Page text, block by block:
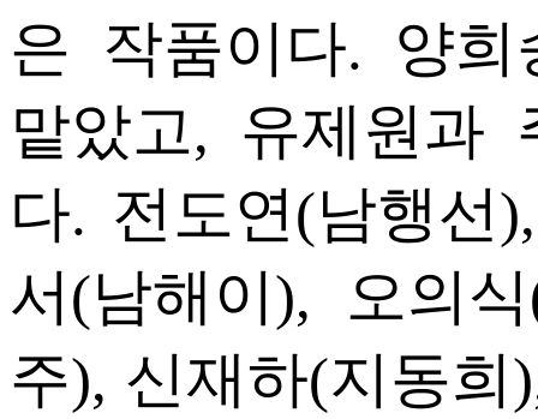
은 작품이다. 양
맡았고, 유제원과
다. 전도연(남행선
서(남해이), 오의
주), 신재하(지동